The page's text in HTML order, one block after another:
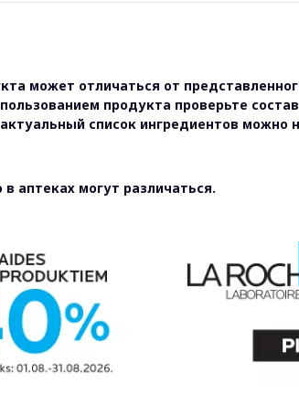
может отличаться от
продукта проверьте
список ингредиентов можно
аптеках могут различаться.